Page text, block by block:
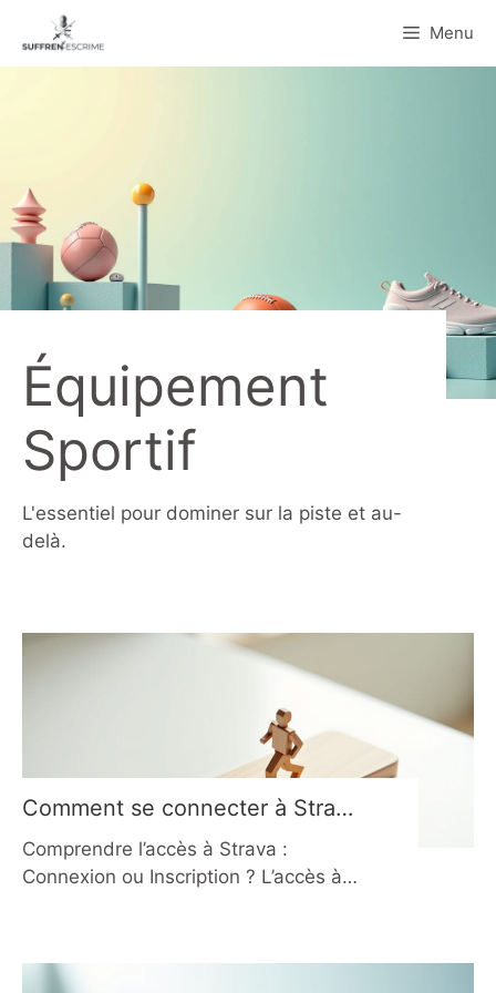
contenu
Menu
Équipement
Sportif
L'essentiel pour dominer sur la piste et au-
delà.
Comment se connecter à Strava
en 2026 facilement ?
Comprendre l’accès à Strava :
Connexion ou Inscription ? L’accès à
l’inscription. Si vous êtes déjà
utilisateur, vous devez vous rendre